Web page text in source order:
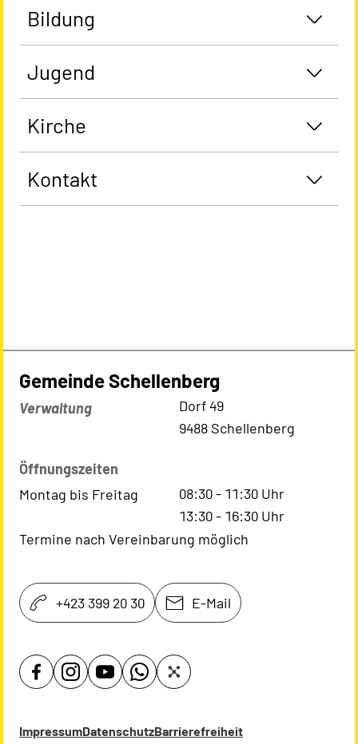
Bildung
Jugend
Kirche
Kontakt
Gemeinde Schellenberg
Verwaltung
Dorf 49
9488 Schellenberg
Öffnungszeiten
Montag bis Freitag
08:30- 11:30 Uhr
13:30- 16:30 Uhr
Termine nach Vereinbarung möglich
+423 399 20 30 E-Mail
ImpressumDatenschutzBarrierefreiheit